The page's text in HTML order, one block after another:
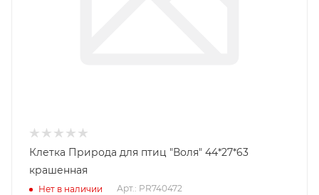
Клетка Природа для птиц "Воля" 44*27*63
крашенная
Нет в наличии Арт.: PR740472